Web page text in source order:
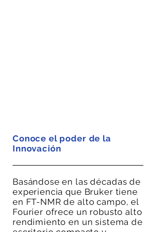
Conoce el poder de la
Innovación
Basándose en las décadas de
experiencia que Bruker tiene
en FT-NMR de alto campo, el
Fourier ofrece un robusto alto
rendimiento en un sistema de